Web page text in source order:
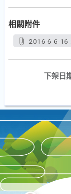
相關附件
2016-6-6-
下架日